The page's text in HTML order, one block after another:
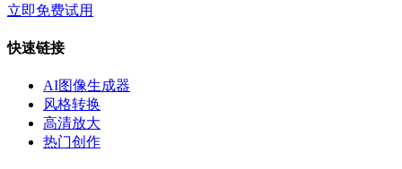
立即免费试用
快速链接
AI图像生成器
风格转换
高清放大
热门创作